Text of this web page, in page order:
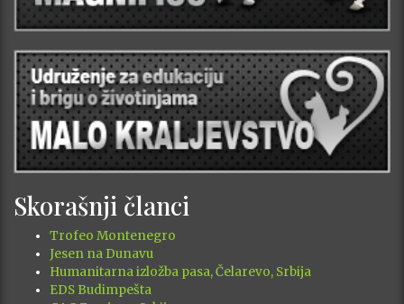
Skorašnji članci
Trofeo Montenegro
Jesen na Dunavu
Humanitarna izložba pasa, Čelarevo, Srbija
EDS Budimpešta